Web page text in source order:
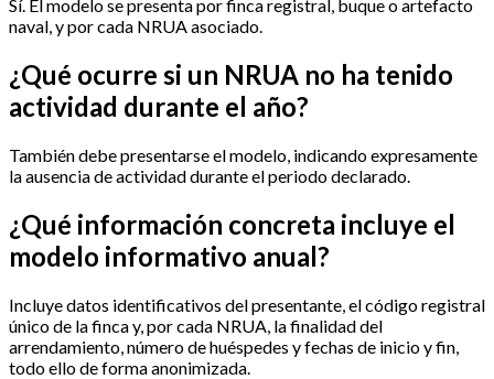
Sí. El modelo se presenta por finca registral, buque o artefacto
naval, y por cada NRUA asociado.
¿Qué ocurre si un NRUA no ha tenido
actividad durante el año?
También debe presentarse el modelo, indicando expresamente
la ausencia de actividad durante el periodo declarado.
¿Qué información concreta incluye el
modelo informativo anual?
Incluye datos identificativos del presentante, el código registral
único de la finca y, por cada NRUA, la finalidad del
arrendamiento, número de huéspedes y fechas de inicio y fin,
todo ello de forma anonimizada.